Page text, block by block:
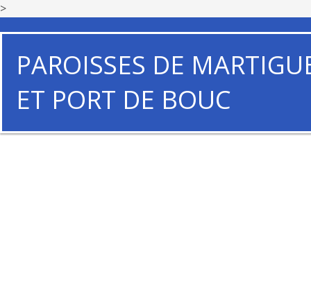
>
PAROISSES DE
ET PORT DE BOUC